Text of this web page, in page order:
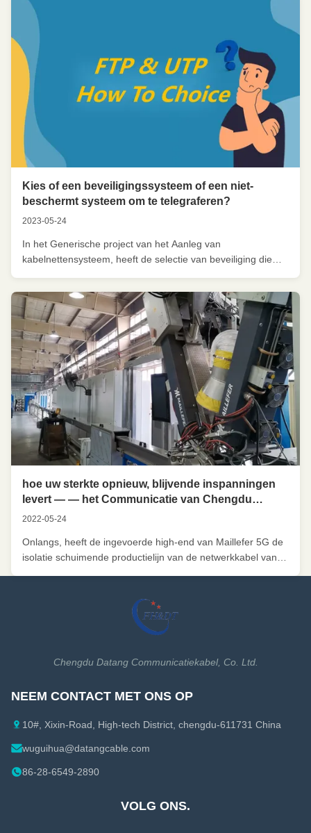
gelanceerd. Many well-known experts from the intelligent
building industry and ...
Kies of een beveiligingssysteem of een niet-
beschermt systeem om te telegraferen?
2023-05-24
In het Generische project van het Aanleg van
kabelnettensysteem, heeft de selectie van beveiliging die
telegrafeert vele gebruikers verontrust. Unshielded
systemen en de beveiligingssystemen hebben een brede
toepassingsbasis. Hoe te kiezen, ...
hoe uw sterkte opnieuw, blijvende inspanningen
levert — — het Communicatie van Chengdu
Datang Kabelbedrijf voerde Maillefer-isolatie
productie in wordt geïnstalleerd
2022-05-24
Onlangs, heeft de ingevoerde high-end van Maillefer 5G de
isolatie schuimende productielijn van de netwerkkabel van
overgegaan. De productie van deze lijn heeft Chengdu
Datang met de productiecapaciteit ...
Chengdu Datang Communicatiekabel, Co. Ltd.
NEEM CONTACT MET ONS OP
10#, Xixin-Road, High-tech District, chengdu-611731 China
wuguihua@datangcable.com
86-28-6549-2890
VOLG ONS.